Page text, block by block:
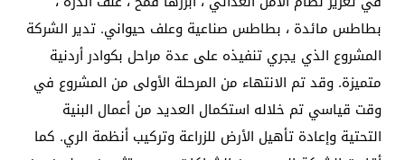
بطاطس مائدة ، بطاطس صناعية وعلف حيواني. تدير الشركة
المشروع الذي يجري تنفيذه على عدة مراحل بكوادر أردنية
متميزة. وقد تم الانتهاء من المرحلة الأولى من المشروع في
وقت قياسي تم خلاله استكمال العديد من أعمال البنية
التحتية وإعادة تأهيل الأرض للزراعة وتركيب أنظمة الري. كما